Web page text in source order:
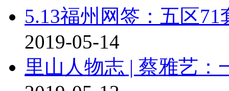
5.13福州网签：五区
2019-05-14
里山人物志 | 蔡雅艺